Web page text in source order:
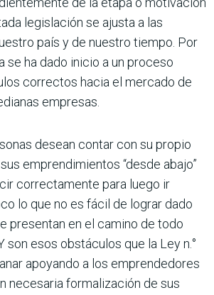
legislación se ajusta a las
país y de nuestro tiempo. Por
se ha dado inicio a un proceso
correc­tos hacia el mercado de
empresas.
desean contar con su propio
emprendi­mientos “desde abajo”
correctamente para luego ir
lo que no es fácil de lograr dado
presentan en el camino de todo
son esos obstá­culos que la Ley n.°
apoyando a los emprendedores
necesaria formalización de sus